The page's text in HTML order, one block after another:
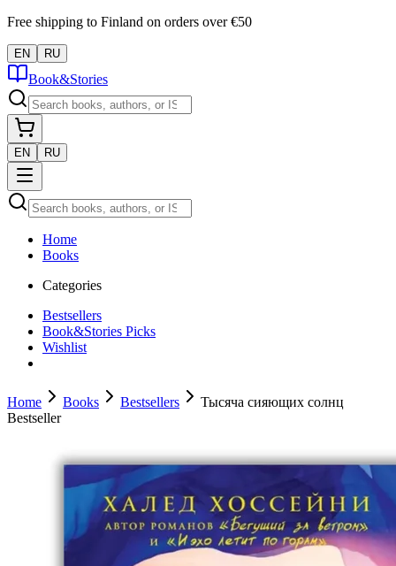
Free shipping to Finland on orders over €50
EN RU
Book&Stories
EN RU
Home
Books
Categories
Bestsellers
Book&Stories Picks
Wishlist
Home Books Bestsellers
Тысяча сияющих солнц
Bestseller